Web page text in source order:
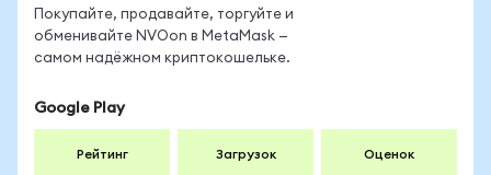
Покупайте, продавайте, торгуйте и
обменивайте NVOon в MetaMask —
самом надёжном криптокошельке.
Google Play
Рейтинг Загрузок Оценок